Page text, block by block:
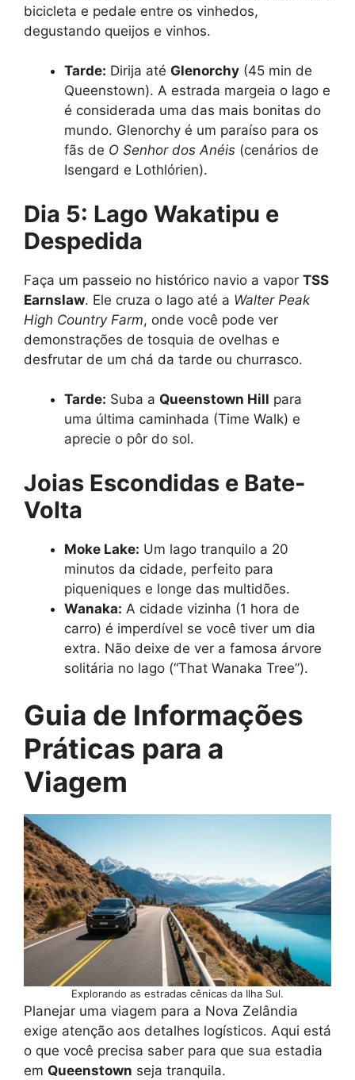
bicicleta e pedale entre os vinhedos,
degustando queijos e vinhos.
Tarde: Dirija até Glenorchy (45 min de
Queenstown). A estrada margeia o lago e
é considerada uma das mais bonitas do
mundo. Glenorchy é um paraíso para os
fãs de O Senhor dos Anéis (cenários de
Isengard e Lothlórien).
Dia 5: Lago Wakatipu e
Despedida
Faça um passeio no histórico navio a vapor TSS
Earnslaw. Ele cruza o lago até a Walter Peak
High Country Farm, onde você pode ver
demonstrações de tosquia de ovelhas e
desfrutar de um chá da tarde ou churrasco.
Tarde: Suba a Queenstown Hill para
uma última caminhada (Time Walk) e
aprecie o pôr do sol.
Joias Escondidas e Bate-
Volta
Moke Lake: Um lago tranquilo a 20
minutos da cidade, perfeito para
piqueniques e longe das multidões.
Wanaka: A cidade vizinha (1 hora de
carro) é imperdível se você tiver um dia
extra. Não deixe de ver a famosa árvore
solitária no lago (“That Wanaka Tree”).
Guia de Informações
Práticas para a
Viagem
Explorando as estradas cênicas da Ilha Sul.
Planejar uma viagem para a Nova Zelândia
exige atenção aos detalhes logísticos. Aqui está
o que você precisa saber para que sua estadia
em Queenstown seja tranquila.